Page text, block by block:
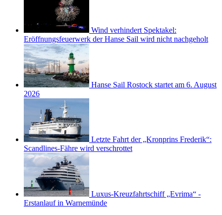
Wind verhindert Spektakel:
Eröffnungsfeuerwerk der Hanse Sail wird nicht nachgeholt
Hanse Sail Rostock startet am 6. August
2026
Letzte Fahrt der „Kronprins Frederik“:
Scandlines-Fähre wird verschrottet
Luxus-Kreuzfahrtschiff „Evrima“ -
Erstanlauf in Warnemünde